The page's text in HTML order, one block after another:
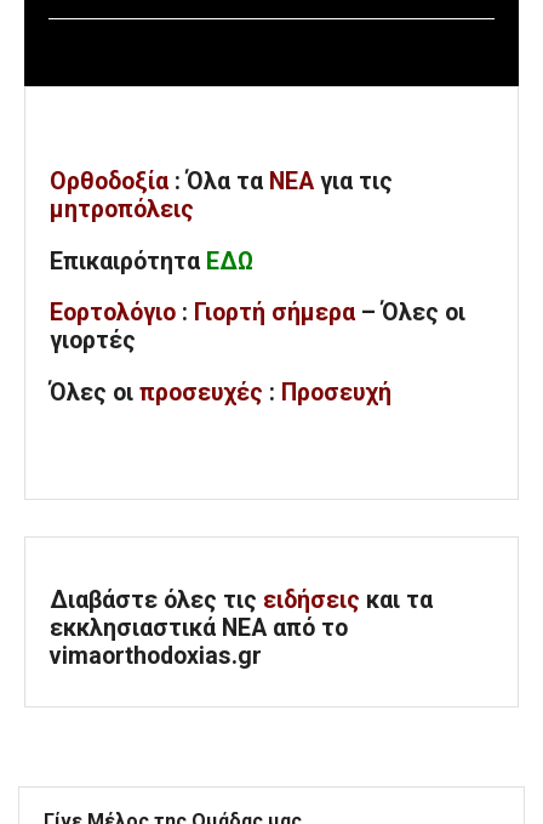
Ορθοδοξία : Όλα τα ΝΕΑ για τις
μητροπόλεις
Επικαιρότητα ΕΔΩ
Εορτολόγιο : Γιορτή σήμερα – Όλες οι
γιορτές
Όλες οι προσευχές : Προσευχή
Διαβάστε όλες τις ειδήσεις και τα
εκκλησιαστικά ΝΕΑ από το
vimaorthodoxias.gr